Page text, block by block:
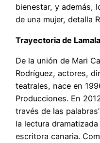
bienestar, y además,
de una mujer, detalla
Trayectoria de
De la unión de Mari
Rodríguez, actores,
teatrales, nace en
Producciones. En
través de las
la lectura
escritora canaria.